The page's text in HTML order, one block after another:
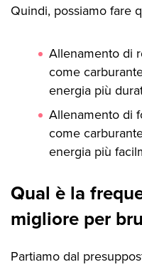
Quindi, possiamo fare
Allenamento di
come
energia più
Allenamento di
come
energia più
Qual è la
migliore per
Partiamo dal